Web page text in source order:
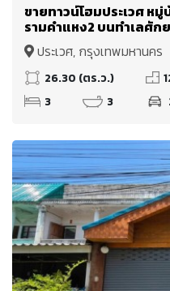
ขายทาวน์โฮมประเวศ ห
รามคำแหง2 บนทำเลศั
ซอยประเวศ, กรุงเทพมหานคร
26.30 (ตร.ว.)
3
3